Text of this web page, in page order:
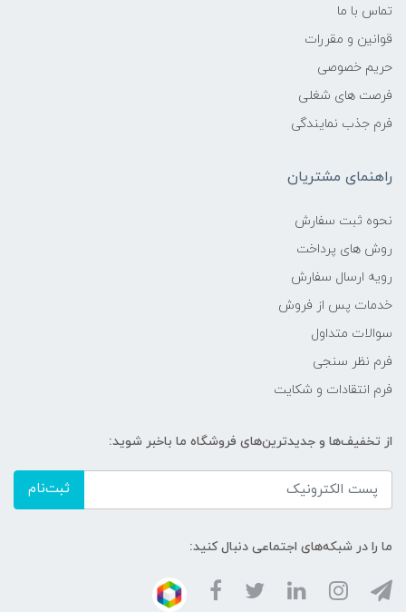
تماس با ما
قوانین و مقررات
حریم خصوصی
فرصت های شغلی
فرم جذب نمایندگی
راهنمای مشتریان
نحوه ثبت سفارش
روش های پرداخت
رویه ارسال سفارش
خدمات پس از فروش
سوالات متداول
فرم نظر سنجی
فرم انتقادات و شکایت
از تخفیف‌ها و جدیدترین‌های فروشگاه ما باخبر شوید:
ثبت‌نام
ما را در شبکه‌های اجتماعی دنبال کنید: